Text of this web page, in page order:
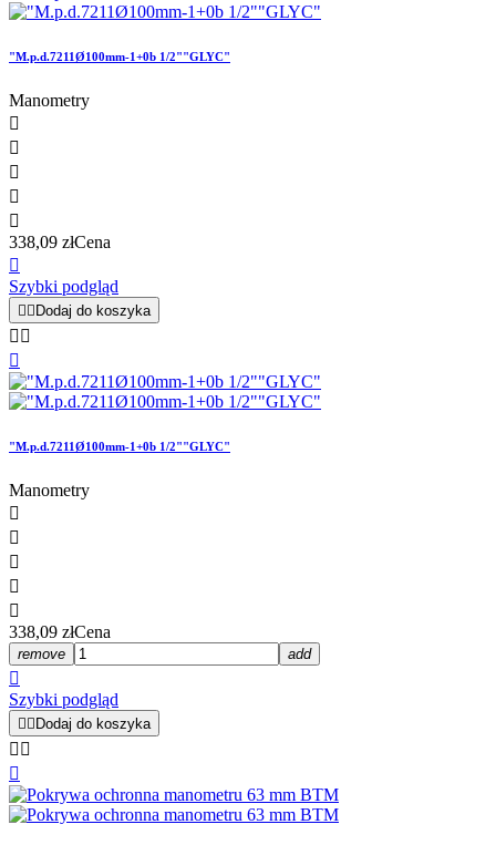
"M.p.d.7211Ø100mm-1+0b 1/2""GLYC"
Manometry





338,09 złCena

Szybki podgląd
  Dodaj do koszyka
 

"M.p.d.7211Ø100mm-1+0b 1/2""GLYC"
Manometry





338,09 złCena
remove add

Szybki podgląd
  Dodaj do koszyka
 
